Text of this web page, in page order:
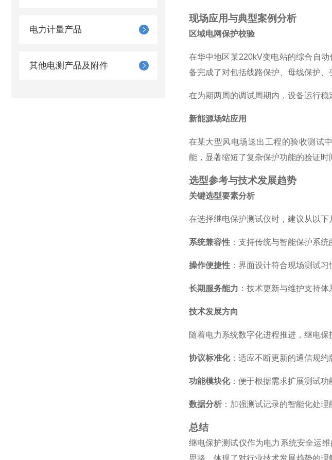
电力计量产品
其他电测产品及附件
现场应用与典型案例分析
区域电网保护校验
在华中地区某220kV变电站的综合自
备完成了对包括线路保护、母线保护、
在为期两周的调试周期内，设备运行稳
新能源场站应用
在某大型风电场送出工程的验收测试
能，显著缩短了复杂保护功能的验证时
选型参考与技术发展趋势
关键选型要素分析
在选择继电保护测试仪时，建议从以下
系统兼容性：支持传统与智能保护系统
操作便捷性：界面设计符合现场测试习
长期服务能力 ：技术更新与维护支持体
技术发展方向
随着电力系统数字化进程推进，继电保
协议标准化：适应不断更新的通信规约
功能模块化：便于根据需求扩展测试功
数据分析：加强测试记录的智能化处理
总结
继电保护测试仪作为电力系统安全运
思路，体现了对行业技术发展趋势的